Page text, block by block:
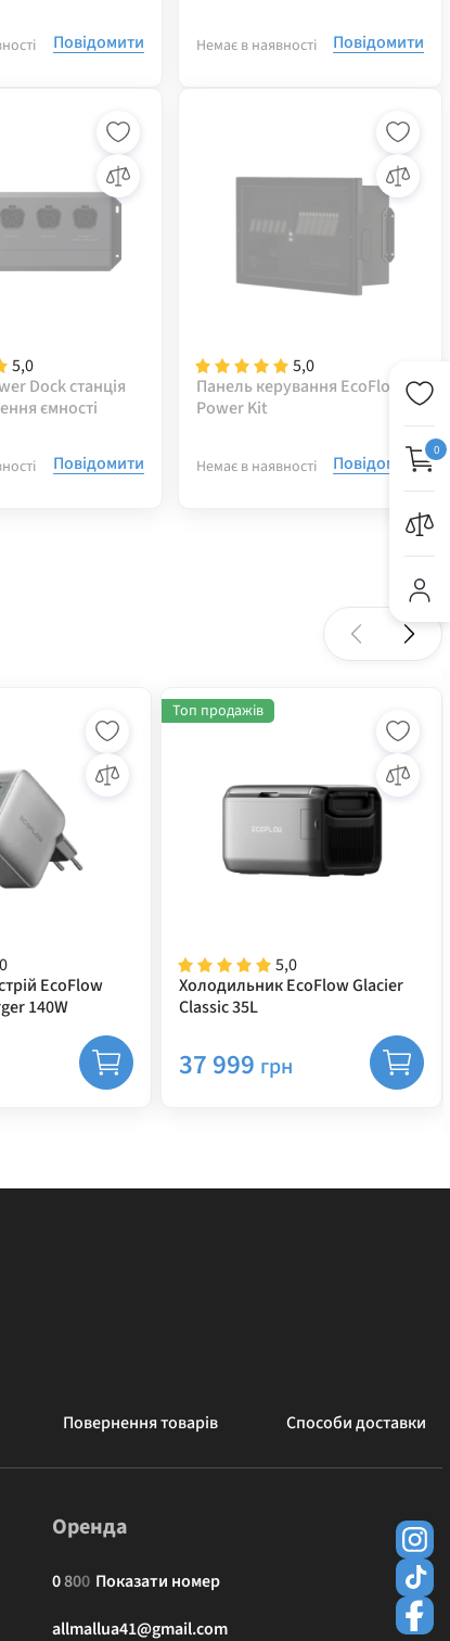
0
Повідомити Немає в наявності Повідомити
5,0
Dock станція
ємності
Повідомити
5,0
Панель керування EcoFlow
Power Kit
Немає в наявності Повідомити
EcoFlow
140W
5,0
Холодильник EcoFlow Glacier
Classic 35L
Топ продажів
37 999 грн
Повернення товарів Способи доставки
Оренда
0800 Показати номер
allmallua41@gmail.com